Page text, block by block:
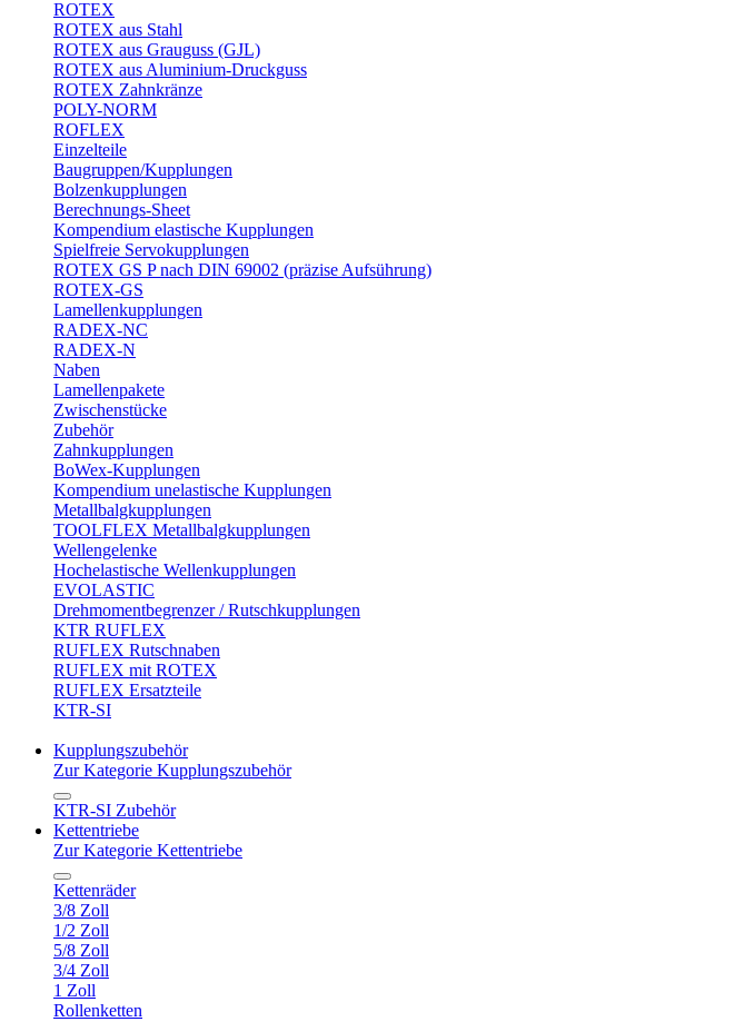
ROTEX
ROTEX aus Stahl
ROTEX aus Grauguss (GJL)
ROTEX aus Aluminium-Druckguss
ROTEX Zahnkränze
POLY-NORM
ROFLEX
Einzelteile
Baugruppen/Kupplungen
Bolzenkupplungen
Berechnungs-Sheet
Kompendium elastische Kupplungen
Spielfreie Servokupplungen
ROTEX GS P nach DIN 69002 (präzise Aufsührung)
ROTEX-GS
Lamellenkupplungen
RADEX-NC
RADEX-N
Naben
Lamellenpakete
Zwischenstücke
Zubehör
Zahnkupplungen
BoWex-Kupplungen
Kompendium unelastische Kupplungen
Metallbalgkupplungen
TOOLFLEX Metallbalgkupplungen
Wellengelenke
Hochelastische Wellenkupplungen
EVOLASTIC
Drehmomentbegrenzer / Rutschkupplungen
KTR RUFLEX
RUFLEX Rutschnaben
RUFLEX mit ROTEX
RUFLEX Ersatzteile
KTR-SI
Kupplungszubehör
Zur Kategorie Kupplungszubehör
KTR-SI Zubehör
Kettentriebe
Zur Kategorie Kettentriebe
Kettenräder
3/8 Zoll
1/2 Zoll
5/8 Zoll
3/4 Zoll
1 Zoll
Rollenketten